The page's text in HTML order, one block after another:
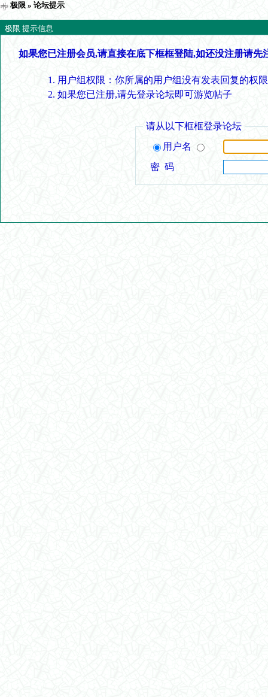
极限 » 论坛提示
极限 提示信息
如果您已注册会员,请直接在底下框框登陆,如还没注册请先
用户组权限：你所属的用户组没有发表回复的权
如果您已注册,请先登录论坛即可游览帖子
请从以下框框登录论坛
用户名
密 码